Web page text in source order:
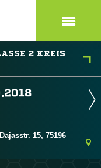
2 KREIS
15, 75196